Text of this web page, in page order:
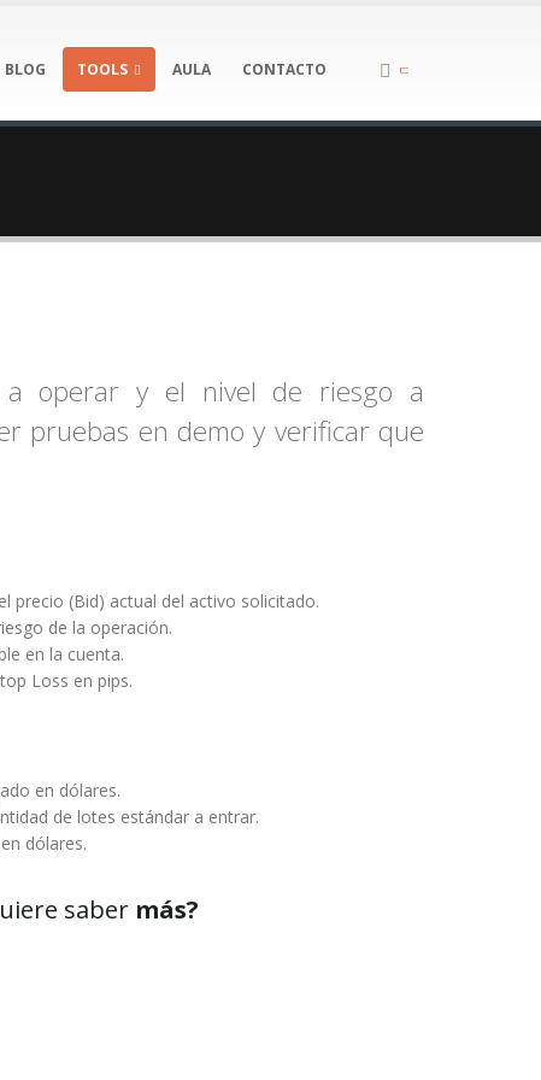
BLOG TOOLS AULA CONTACTO
a operar y el nivel de riesgo a
pruebas en demo y verificar que
precio (Bid) actual del activo solicitado.
de la operación.
en la cuenta.
Loss en pips.
en dólares.
de lotes estándar a entrar.
dólares.
saber más?